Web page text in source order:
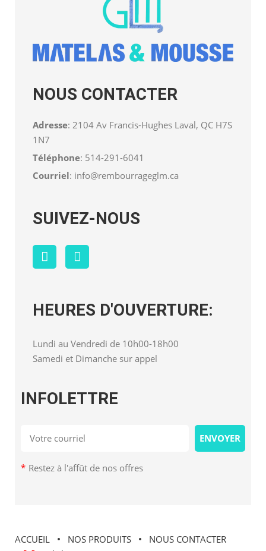
NOUS CONTACTER
Adresse: 2104 Av Francis-Hughes Laval, QC H7S
1N7
Téléphone: 514-291-6041
Courriel: info@rembourrageglm.ca
SUIVEZ-NOUS
HEURES D'OUVERTURE:
Lundi au Vendredi de 10h00-18h00
Samedi et Dimanche sur appel
INFOLETTRE
* Restez à l'affût de nos offres
ACCUEIL NOS PRODUITS
NOUS CONTACTER